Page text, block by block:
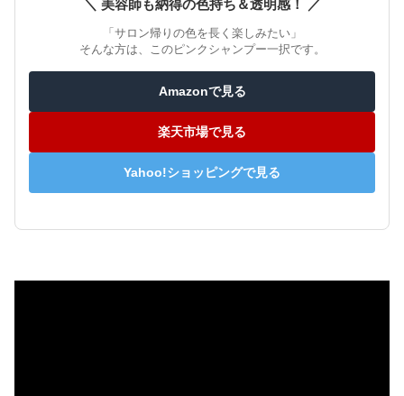
＼ 美容師も納得の色持ち＆透明感！ ／
「サロン帰りの色を長く楽しみたい」
そんな方は、このピンクシャンプー一択です。
Amazonで見る
楽天市場で見る
Yahoo!ショッピングで見る